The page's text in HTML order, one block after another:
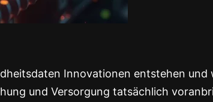
Innovationen entstehen und
und Versorgung tatsächlich